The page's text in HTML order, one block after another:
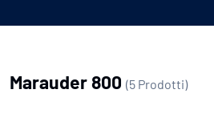
Marauder 800 (5 Prodotti)